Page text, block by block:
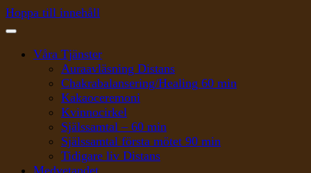
Hoppa till innehåll
Våra Tjänster
Auraavläsning Distans
Chakrabalansering/Healing 60 min
Kakaoceremoni
Kvinnocirkel
Själssamtal – 60 min
Själssamtal första mötet 90 min
Tidigare liv Distans
Medvetandet